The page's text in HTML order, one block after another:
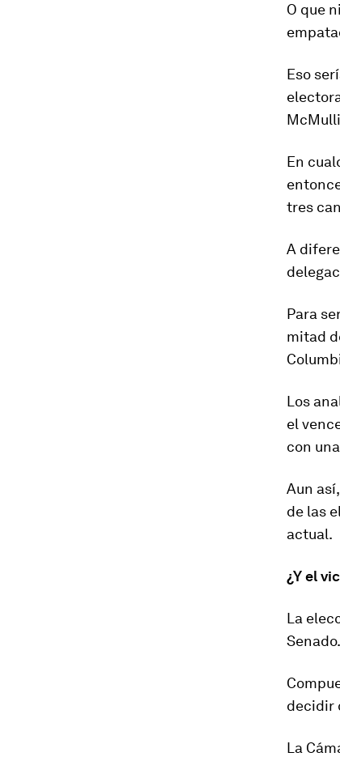
O que
Eso
En
tres
A
Para
mitad
Los
el
con
Aun
de las
actual.
¿Y el
La
Senado.
decidir
La